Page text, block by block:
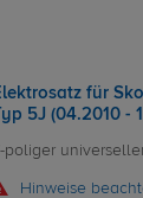
für
5J (04.2010 -
poliger
Hinweise